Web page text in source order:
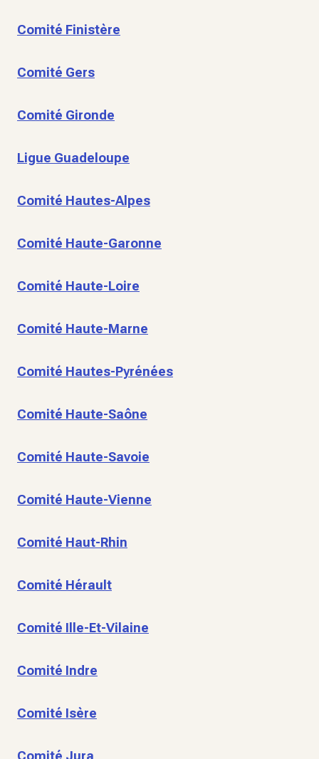
Comité Finistère
Comité Gers
Comité Gironde
Ligue Guadeloupe
Comité Hautes-Alpes
Comité Haute-Garonne
Comité Haute-Loire
Comité Haute-Marne
Comité Hautes-Pyrénées
Comité Haute-Saône
Comité Haute-Savoie
Comité Haute-Vienne
Comité Haut-Rhin
Comité Hérault
Comité Ille-Et-Vilaine
Comité Indre
Comité Isère
Comité Jura